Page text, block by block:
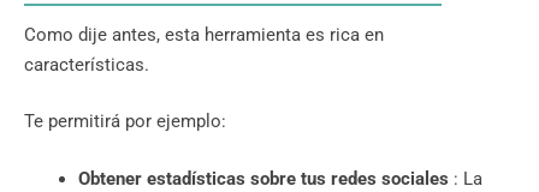
Como dije antes, esta herramienta es rica en
características.
Te permitirá por ejemplo:
Obtener estadísticas sobre tus redes sociales : La